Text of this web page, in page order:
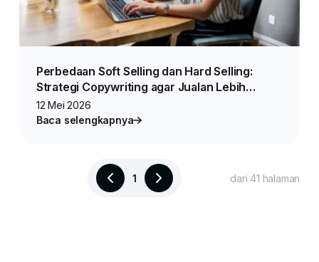
Perbedaan Soft Selling dan Hard Selling:
Strategi Copywriting agar Jualan Lebih
Efektif
12 Mei 2026
Baca selengkapnya
1 dari 41 halaman